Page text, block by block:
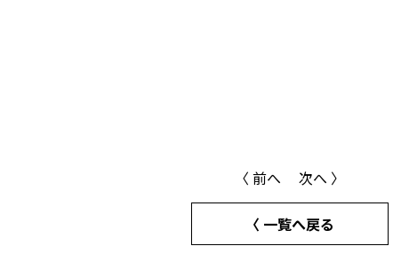
〈 前へ 次へ 〉
〈 一覧へ戻る